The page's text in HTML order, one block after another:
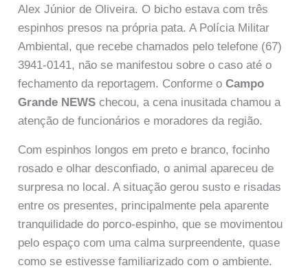
Alex Júnior de Oliveira. O bicho estava com três
espinhos presos na própria pata. A Polícia Militar
Ambiental, que recebe chamados pelo telefone (67)
3941-0141, não se manifestou sobre o caso até o
fechamento da reportagem. Conforme oCampo
Grande NEWS checou, a cena inusitada chamou a
atenção de funcionários e moradores da região.
Com espinhos longos em preto e branco, focinho
rosado e olhar desconfiado, o animal apareceu de
surpresa no local. A situação gerou susto e risadas
entre os presentes, principalmente pela aparente
tranquilidade do porco-espinho, que se movimentou
pelo espaço com uma calma surpreendente, quase
como se estivesse familiarizado com o ambiente.